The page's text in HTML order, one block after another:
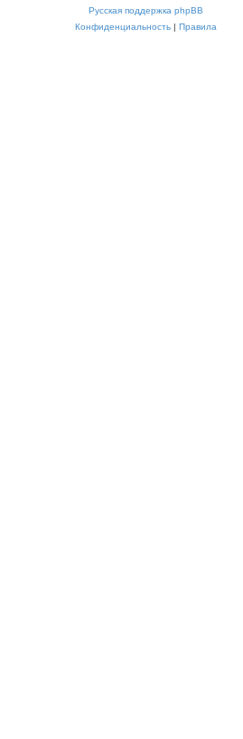
Русская поддержка phpBB
Конфиденциальность | Правила